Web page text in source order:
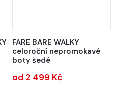
FARE BARE WALKY
celoroční nepromokavé
boty šedé
od 2 499 Kč